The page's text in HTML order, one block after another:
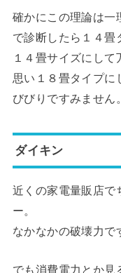
確かにこの理論は一
で診断したら１４畳
１４畳サイズにし
思い１８畳タイプに
びびりですみません。
ダイキン
近くの家電量販店で
ー。
なかなかの破壊力
でも消費電力とか見